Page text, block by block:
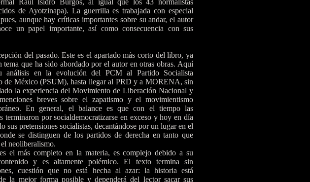
Raúl Isidro Burgos, al igual que los 43 normalistas
de Ayotzinapa). La guerrilla es trabajada con especial
aunque hay críticas importantes sobre su andar, el autor
un papel importante, así como consecuencia con sus
del pasado. Este es el apartado más corto del libro, ya
tema que ha sido abordado por el autor en otras obras. Aquí
análisis en la evolución del PCM al Partido Socialista
de México (PSUM), hasta llegar al PRD y a MORENA, sin
la experiencia del Movimiento de Liberación Nacional y
breves sobre el zapatismo y el movimientismo
En general, el balance es que con el tiempo las
terminaron por socialdemocratizarse en exceso y hoy en día
sus pretensiones socialistas, decantándose por un lugar en el
se distinguen de los partidos de derecha en tanto que
neoliberalismo.
el más completo en la materia, es complejo debido a su
y es altamente polémico. El texto termina sin
cuestión que no está hecha al azar: la historia está
la mejor forma posible y dependerá del lector sacar sus